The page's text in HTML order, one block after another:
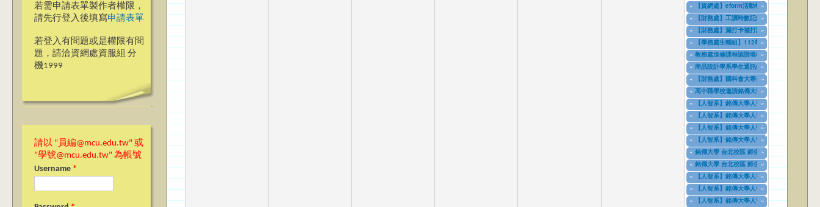
若需申請表單製作者權限，
請先行登入後填寫申請表單
若登入有問題或是權限有問
題，請洽資網處資服組 分
機1999
請以 "員編@mcu.edu.tw" 或
"學號@mcu.edu.tw" 為帳號
Username *
«
【資網處】eform活動報名整合系統～表單製
03/27/2013to12/31/2027
»
«
【財務處】工讀時數記錄
11/12/2021to07/31/2027
»
«
【財務處】漏打卡補打記錄
11/15/2021to07/31/2027
»
«
【學務處生輔組】112學年度第一學期就學貸
07/17/2023to12/31/2028
»
« 教務處進修課程認證填報單
11/08/2023to11/09/2026
»
« 商品設計學系學生通訊錄
11/08/2023to12/31/2027
»
«
【財務處】國科會大專生宣導會議服務滿意度
08/01/2024to10/31/2027
»
« 高中職學校邀請銘傳大學教師_學群介紹/面試
09/01/2024to08/31/2026
»
«
【人智系】銘傳大學人智系-大學部系友問卷
09/18/2024to09/18/2026
»
«
【人智系】銘傳大學人智系-碩士班系友問卷
09/18/2024to09/18/2026
»
«
【人智系】銘傳大學人智系-大學部應屆畢業
09/18/2024to09/18/2026
»
«
【人智系】銘傳大學人智系-碩士班應屆畢業
09/18/2024to09/18/2026
»
« 銘傳大學 台北校區 師生面對面 中文回饋量表
11/12/2024to12/31/2027
»
« 銘傳大學 台北校區 師生面對面 英文回饋量表
03/03/2025to12/31/2028
»
«
【人智系】銘傳大學人智系-碩士班應屆畢業
04/08/2025to04/08/2027
»
«
【人智系】銘傳大學人智系-大學部系友問卷
04/08/2025to04/08/2027
»
«
【人智系】銘傳大學人智系-碩士班系友問卷
»